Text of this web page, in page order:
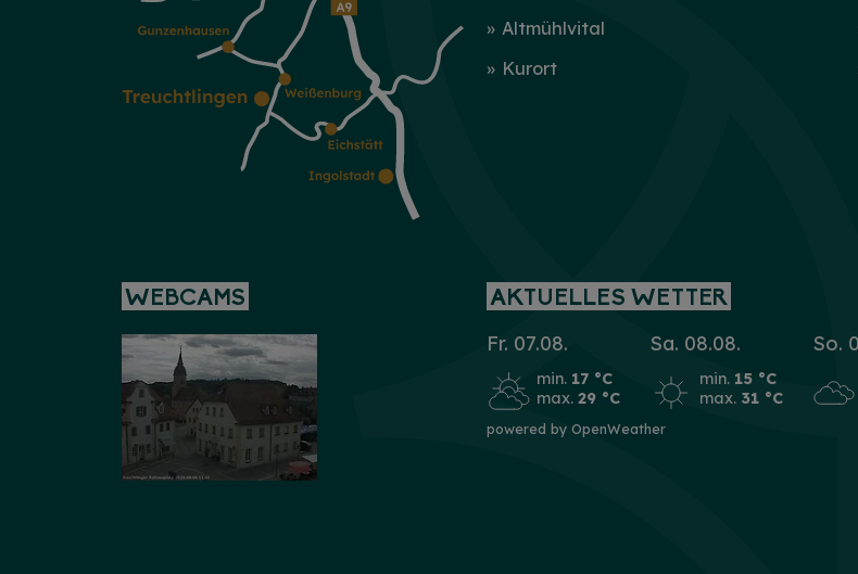
Altmühlvital
Kurort
WEBCAMS AKTUELLES WETTER
Fr. 07.08.
min. 17 °C
max. 29 °C
Sa. 08.08.
min. 15 °C
max. 31 °C
So.
powered by OpenWeather